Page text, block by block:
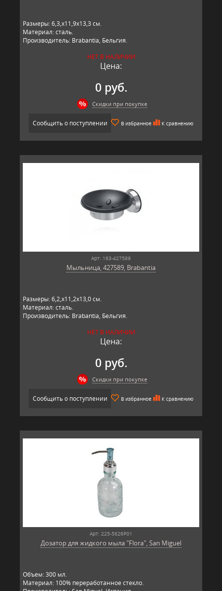
Размеры: 6,3,х11,9х13,3 см.
Материал: сталь.
Производитель: Brabantia, Бельгия.
НЕТ В НАЛИЧИИ
Цена:
0 руб.
Скидки при покупке
Сообщить о поступлении В избранное К сравнению
Арт: 163-427589
Мыльница, 427589, Brabantia
Размеры: 6,2,х11,2х13,0 см.
Материал: сталь.
Производитель: Brabantia, Бельгия.
НЕТ В НАЛИЧИИ
Цена:
0 руб.
Скидки при покупке
Сообщить о поступлении В избранное К сравнению
Арт: 225-5826P01
Дозатор для жидкого мыла "Flora", San Miguel
Объем: 300 мл.
Материал: 100% переработанное стекло.